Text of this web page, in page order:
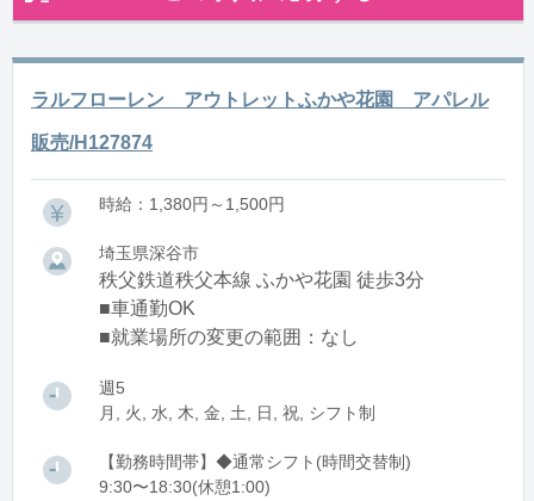
ラルフローレン アウトレットふかや花園 アパレル
販売/H127874
時給：1,380円～1,500円
埼玉県深谷市
秩父鉄道秩父本線 ふかや花園 徒歩3分
■車通勤OK
■就業場所の変更の範囲：なし
週5
月, 火, 水, 木, 金, 土, 日, 祝, シフト制
【勤務時間帯】◆通常シフト(時間交替制)
9:30〜18:30(休憩1:00)